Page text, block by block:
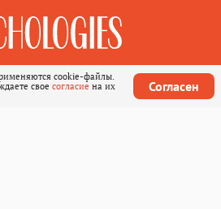
cookie-файлы.
свое согласие на их
Согласен